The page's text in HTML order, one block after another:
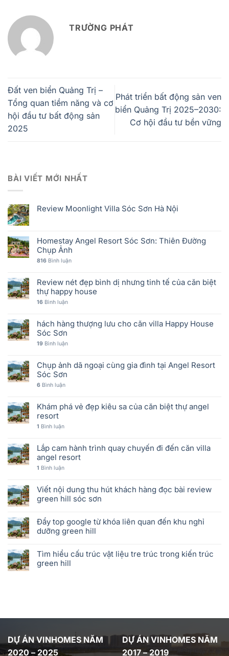
TRƯỜNG PHÁT
Đất ven biển Quảng Trị –
Tổng quan tiềm năng và cơ
hội đầu tư bất động sản
2025
Phát triển bất động sản ven
biển Quảng Trị 2025–2030:
Cơ hội đầu tư bền vững
BÀI VIẾT MỚI NHẤT
Review Moonlight Villa Sóc Sơn Hà Nội
Homestay Angel Resort Sóc Sơn: Thiên Đường
Chụp Ảnh
816 Bình luận
Review nét đẹp bình dị nhưng tinh tế của căn biệt
thự happy house
16 Bình luận
hách hàng thượng lưu cho căn villa Happy House
Sóc Sơn
19 Bình luận
Chụp ảnh dã ngoại cùng gia đình tại Angel Resort
Sóc Sơn
6 Bình luận
Khám phá vẻ đẹp kiêu sa của căn biệt thự angel
resort
1 Bình luận
Lắp cam hành trình quay chuyến đi đến căn villa
angel resort
1 Bình luận
Viết nội dung thu hút khách hàng đọc bài review
green hill sóc sơn
Đẩy top google từ khóa liên quan đến khu nghỉ
dưỡng green hill
Tìm hiểu cấu trúc vật liệu tre trúc trong kiến trúc
green hill
DỰ ÁN VINHOMES NĂM
2020 – 2025
DỰ ÁN VINHOMES NĂM
2017 – 2019